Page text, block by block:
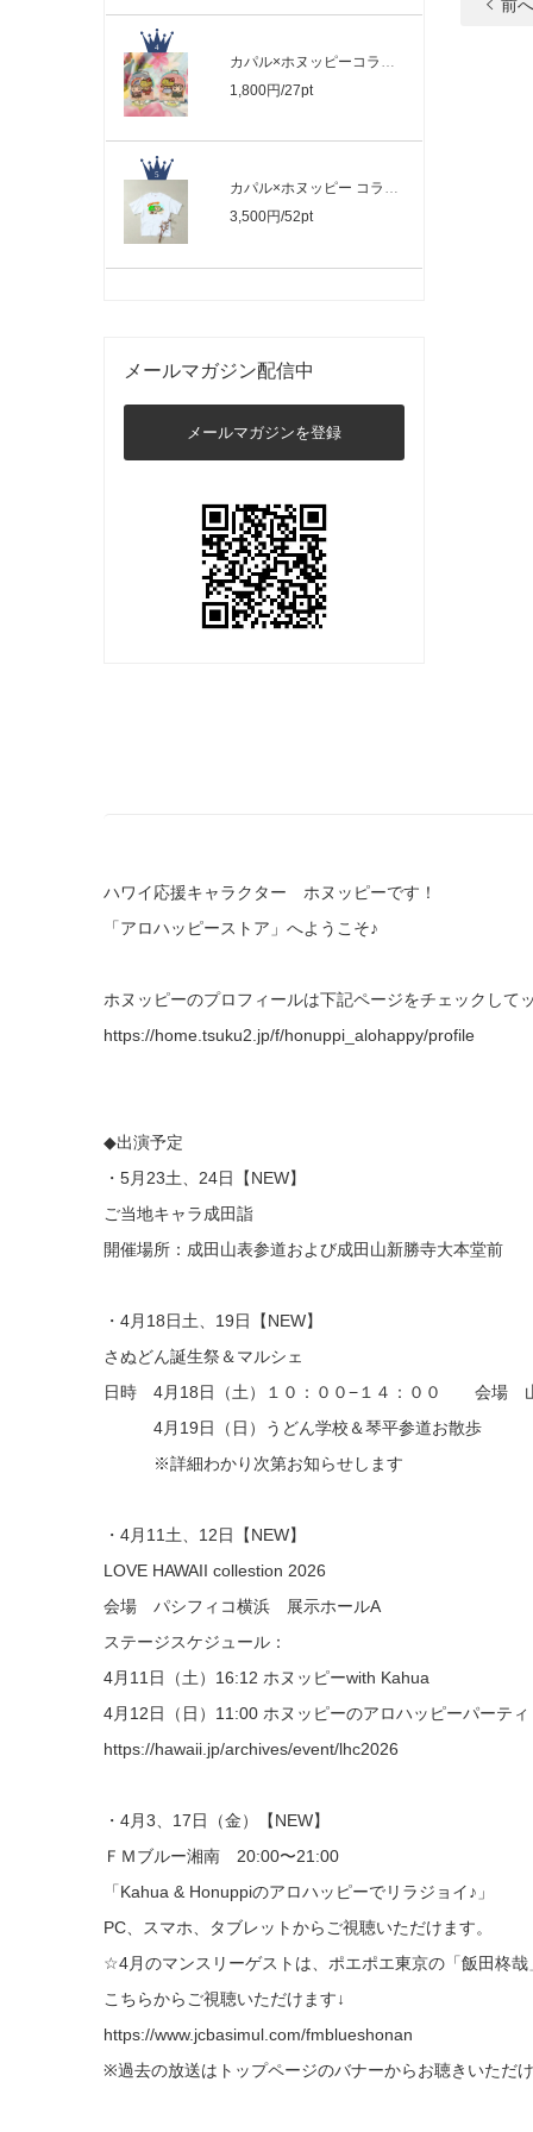
カパル×ホヌッピーコラボ スタンド付きア..
1,800円/27pt
カパル×ホヌッピー コラボ オーガニック..
3,500円/52pt
メールマガジン配信中
メールマガジンを登録
前へ
ハワイ応援キャラクター ホヌッピーです！
「アロハッピーストア」へようこそ♪
ホヌッピーのプロフィールは下記ページをチェックして
https://home.tsuku2.jp/f/honuppi_alohappy/profile
◆出演予定
・5月23土、24日【NEW】
ご当地キャラ成田詣​
開催場所：成田山表参道および成田山新勝寺大本堂前
・4月18日土、19日【NEW】
さぬどん誕生祭＆マルシェ
日時 4月18日（土）１０：００−１４：００ 会場
4月19日（日）うどん学校＆琴平参道お散歩
​ ※詳細わかり次第お知らせします
・4月11土、12日【NEW】
LOVE HAWAII collestion 2026
​会場 パシフィコ横浜 展示ホールA
ステージスケジュール：
4月11日（土）16:12 ホヌッピーwith Kahua
4月12日（日）11:00 ホヌッピーのアロハッピーパーテ
https://hawaii.jp/archives/event/lhc2026
・4月3、17日（金）【NEW】
​ＦＭブルー湘南 20:00〜21:00
​「Kahua & Honuppiのアロハッピーでリラジョイ♪」
​PC、スマホ、タブレットからご視聴いただけます。
☆4月のマンスリーゲストは、ポエポエ東京の「飯田柊哉
​こちらからご視聴いただけます↓
https://www.jcbasimul.com/fmblueshonan
​※過去の放送はトップページのバナーからお聴きいただけ